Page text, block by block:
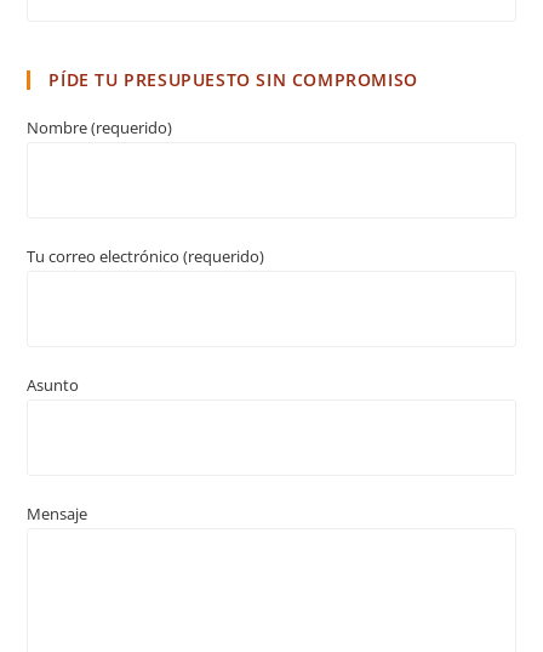
PÍDE TU PRESUPUESTO SIN COMPROMISO
Nombre (requerido)
Tu correo electrónico (requerido)
Asunto
Mensaje